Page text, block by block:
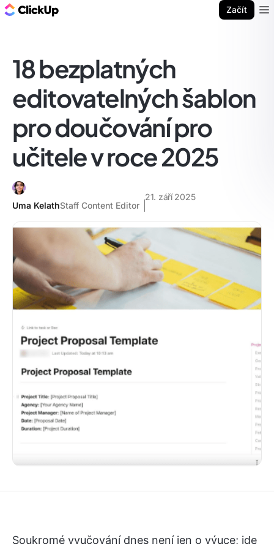
Začít
18 bezplatných
editovatelných šablon
pro doučování pro
učitele v roce 2025
Uma KelathStaff Content Editor
21. září 2025
Soukromé vyučování dnes není jen o výuce; jde